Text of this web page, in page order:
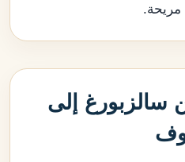
مريحة.
سالزبورغ إلى